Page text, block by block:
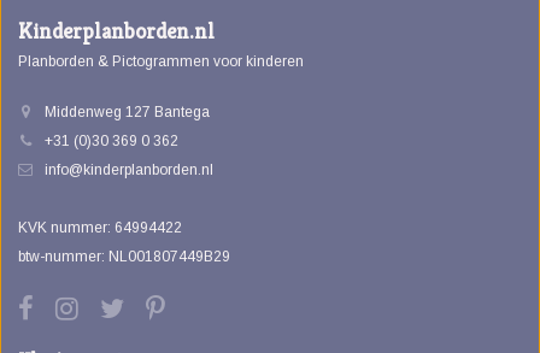
Kinderplanborden.nl
Planborden & Pictogrammen voor kinderen
Middenweg 127 Bantega
+31 (0)30 369 0 362
info@kinderplanborden.nl
KVK nummer: 64994422
btw-nummer: NL001807449B29